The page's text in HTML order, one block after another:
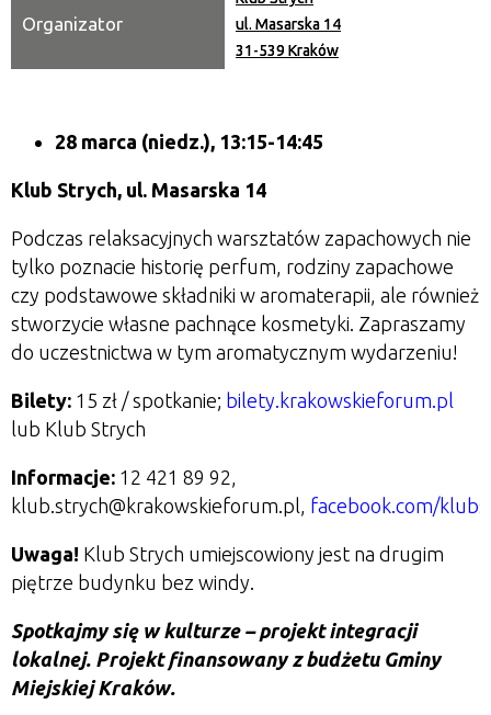
Organizator
ul. Masarska 14
31-539 Kraków
28 marca (niedz.), 13:15-14:45
Klub Strych, ul. Masarska 14
Podczas relaksacyjnych warsztatów zapachowych nie
tylko poznacie historię perfum, rodziny zapachowe
czy podstawowe składniki w aromaterapii, ale również
stworzycie własne pachnące kosmetyki. Zapraszamy
do uczestnictwa w tym aromatycznym wydarzeniu!
Bilety: 15 zł / spotkanie; bilety.krakowskieforum.pl
lub Klub Strych
Informacje: 12 421 89 92,
klub.strych@krakowskieforum.pl, facebook.com/
Uwaga! Klub Strych umiejscowiony jest na drugim
piętrze budynku bez windy.
Spotkajmy się w kulturze – projekt integracji
lokalnej. Projekt finansowany z budżetu Gminy
Miejskiej Kraków.